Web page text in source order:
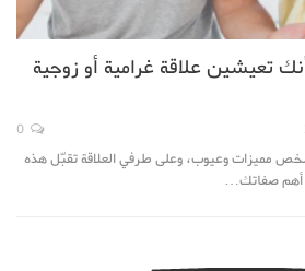
تعيشين علاقة غرامية أو زوجية
شخص مميزات وعيوب، وعلى طرفي العلاقة تقبّل هذه
أهم صفاتك…